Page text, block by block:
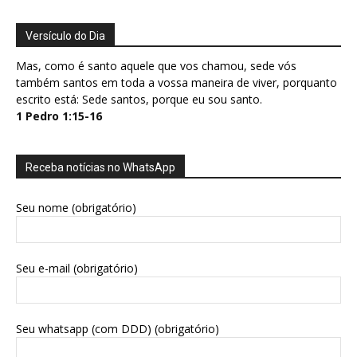
Versículo do Dia
Mas, como é santo aquele que vos chamou, sede vós
também santos em toda a vossa maneira de viver, porquanto
escrito está: Sede santos, porque eu sou santo.
1 Pedro 1:15-16
Receba notícias no WhatsApp
Seu nome (obrigatório)
Seu e-mail (obrigatório)
Seu whatsapp (com DDD) (obrigatório)